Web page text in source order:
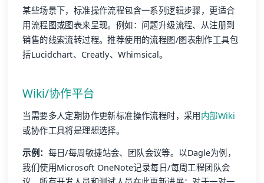
某些场景下，标准操作流程包含一系列逻辑步骤，更适合
用流程图或图表来呈现。例如：问题升级流程、从注册到
销售的线索流转过程。推荐使用的流程图/图表制作工具包
括Lucidchart、Creatly、Whimsical。
Wiki/协作平台
当需要多人定期协作更新标准操作流程时，采用 内部Wiki
或协作工具将是理想选择。
示例： 每日/每周敏捷站会、团队会议等。以Dagle为例，
我们使用Microsoft OneNote记录每日/每周工程团队会